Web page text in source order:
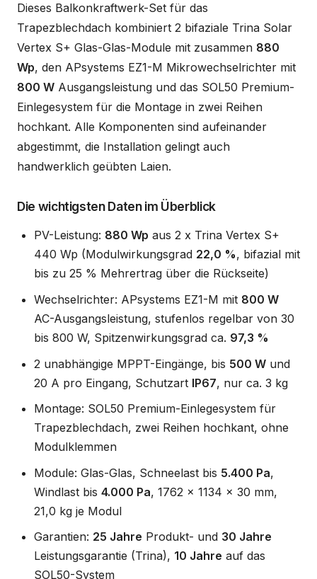
Dieses Balkonkraftwerk-Set für das
Trapezblechdach kombiniert 2 bifaziale Trina Solar
Vertex S+ Glas-Glas-Module mit zusammen 880
Wp, den APsystems EZ1-M Mikrowechselrichter mit
800 W Ausgangsleistung und das SOL50 Premium-
Einlegesystem für die Montage in zwei Reihen
hochkant. Alle Komponenten sind aufeinander
abgestimmt, die Installation gelingt auch
handwerklich geübten Laien.
Die wichtigsten Daten im Überblick
PV-Leistung: 880 Wp aus 2 x Trina Vertex S+
440 Wp (Modulwirkungsgrad 22,0 %, bifazial mit
bis zu 25 % Mehrertrag über die Rückseite)
Wechselrichter: APsystems EZ1-M mit 800 W
AC-Ausgangsleistung, stufenlos regelbar von 30
bis 800 W, Spitzenwirkungsgrad ca. 97,3 %
2 unabhängige MPPT-Eingänge, bis 500 W und
20 A pro Eingang, Schutzart IP67, nur ca. 3 kg
Montage: SOL50 Premium-Einlegesystem für
Trapezblechdach, zwei Reihen hochkant, ohne
Modulklemmen
Module: Glas-Glas, Schneelast bis 5.400 Pa,
Windlast bis 4.000 Pa, 1762 x 1134 x 30 mm,
21,0 kg je Modul
Garantien: 25 Jahre Produkt- und 30 Jahre
Leistungsgarantie (Trina), 10 Jahre auf das
SOL50-System